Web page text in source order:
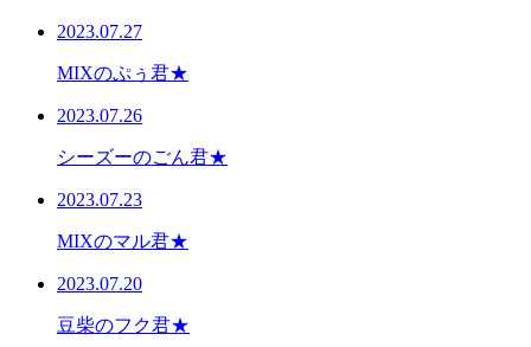
2023.07.27
MIXのぷぅ君★
2023.07.26
シーズーのごん君★
2023.07.23
MIXのマル君★
2023.07.20
豆柴のフク君★